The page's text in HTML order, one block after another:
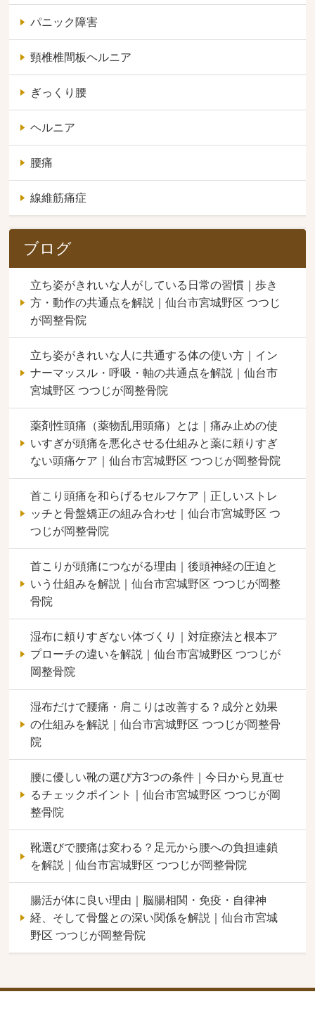
パニック障害
頸椎椎間板ヘルニア
ぎっくり腰
ヘルニア
腰痛
線維筋痛症
ブログ
立ち姿がきれいな人がしている日常の習慣｜歩き
方・動作の共通点を解説｜仙台市宮城野区 つつじ
が岡整骨院
立ち姿がきれいな人に共通する体の使い方｜イン
ナーマッスル・呼吸・軸の共通点を解説｜仙台市
宮城野区 つつじが岡整骨院
薬剤性頭痛（薬物乱用頭痛）とは｜痛み止めの使
いすぎが頭痛を悪化させる仕組みと薬に頼りすぎ
ない頭痛ケア｜仙台市宮城野区 つつじが岡整骨院
首こり頭痛を和らげるセルフケア｜正しいストレ
ッチと骨盤矯正の組み合わせ｜仙台市宮城野区 つ
つじが岡整骨院
首こりが頭痛につながる理由｜後頭神経の圧迫と
いう仕組みを解説｜仙台市宮城野区 つつじが岡整
骨院
湿布に頼りすぎない体づくり｜対症療法と根本ア
プローチの違いを解説｜仙台市宮城野区 つつじが
岡整骨院
湿布だけで腰痛・肩こりは改善する？成分と効果
の仕組みを解説｜仙台市宮城野区 つつじが岡整骨
院
腰に優しい靴の選び方3つの条件｜今日から見直せ
るチェックポイント｜仙台市宮城野区 つつじが岡
整骨院
靴選びで腰痛は変わる？足元から腰への負担連鎖
を解説｜仙台市宮城野区 つつじが岡整骨院
腸活が体に良い理由｜脳腸相関・免疫・自律神
経、そして骨盤との深い関係を解説｜仙台市宮城
野区 つつじが岡整骨院